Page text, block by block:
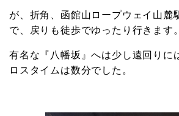
が、折角、函館山ロープウェイ山麓
で、戻りも徒歩でゆったり行きます。
有名な『八幡坂』へは少し遠回りに
ロスタイムは数分でした。